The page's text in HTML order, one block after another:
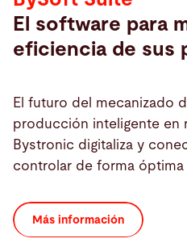
El software para
eficiencia de sus
El futuro del mecanizado
producción inteligente en
Bystronic digitaliza y
controlar de forma
Más información